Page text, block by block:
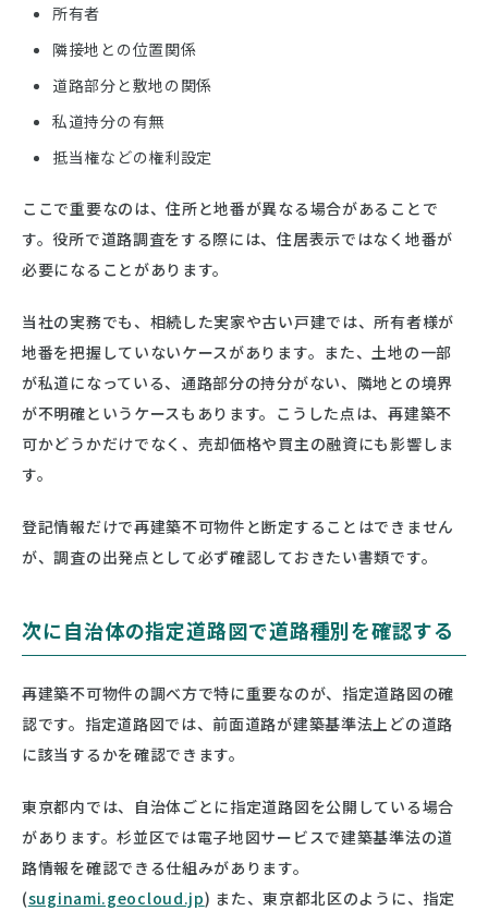
所有者
隣接地との位置関係
道路部分と敷地の関係
私道持分の有無
抵当権などの権利設定
ここで重要なのは、住所と地番が異なる場合があることで
す。役所で道路調査をする際には、住居表示ではなく地番が
必要になることがあります。
当社の実務でも、相続した実家や古い戸建では、所有者様が
地番を把握していないケースがあります。また、土地の一部
が私道になっている、通路部分の持分がない、隣地との境界
が不明確というケースもあります。こうした点は、再建築不
可かどうかだけでなく、売却価格や買主の融資にも影響しま
す。
登記情報だけで再建築不可物件と断定することはできません
が、調査の出発点として必ず確認しておきたい書類です。
次に自治体の指定道路図で道路種別を確認する
再建築不可物件の調べ方で特に重要なのが、指定道路図の確
認です。指定道路図では、前面道路が建築基準法上どの道路
に該当するかを確認できます。
東京都内では、自治体ごとに指定道路図を公開している場合
があります。杉並区では電子地図サービスで建築基準法の道
路情報を確認できる仕組みがあります。
(suginami.geocloud.jp) また、東京都北区のように、指定